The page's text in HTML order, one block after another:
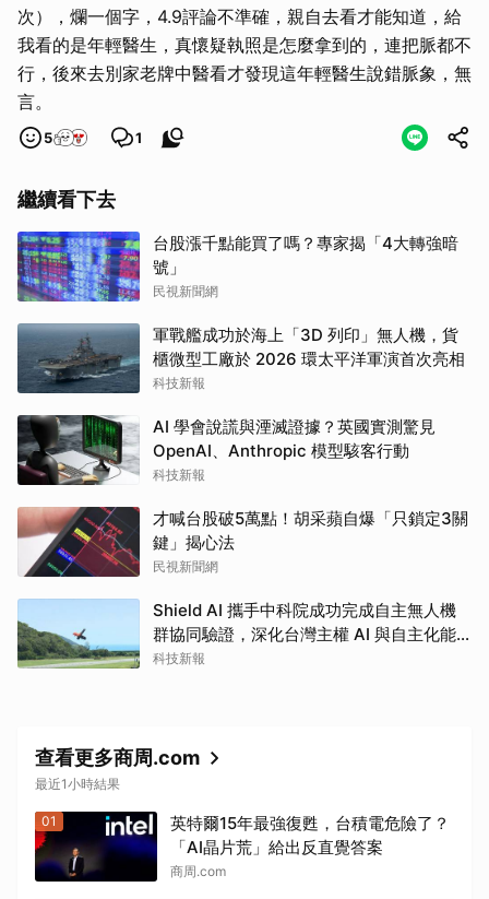
次），爛一個字，4.9評論不準確，親自去看才能知道，給
我看的是年輕醫生，真懷疑執照是怎麼拿到的，連把脈都不
行，後來去別家老牌中醫看才發現這年輕醫生說錯脈象，無
言。
5 1
繼續看下去
台股漲千點能買了嗎？專家揭「4大轉強暗
號」
民視新聞網
軍戰艦成功於海上「3D 列印」無人機，貨
櫃微型工廠於 2026 環太平洋軍演首次亮相
科技新報
AI 學會說謊與湮滅證據？英國實測驚見
OpenAI、Anthropic 模型駭客行動
科技新報
才喊台股破5萬點！胡采蘋自爆「只鎖定3關
鍵」揭心法
民視新聞網
Shield AI 攜手中科院成功完成自主無人機
群協同驗證，深化台灣主權 AI 與自主化能
力發展
科技新報
查看更多商周.com
最近1小時結果
01
英特爾15年最強復甦，台積電危險了？
「AI晶片荒」給出反直覺答案
商周.com